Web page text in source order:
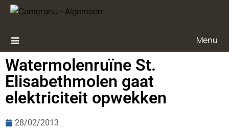
Menu
Watermolenruïne St.
Elisabethmolen gaat
elektriciteit opwekken
28/02/2013